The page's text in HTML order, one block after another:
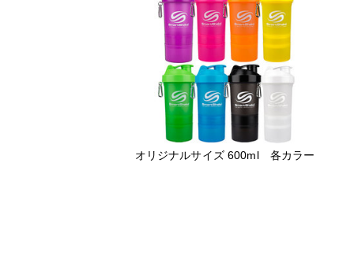
オリジナルサイズ 600ml 各カラー